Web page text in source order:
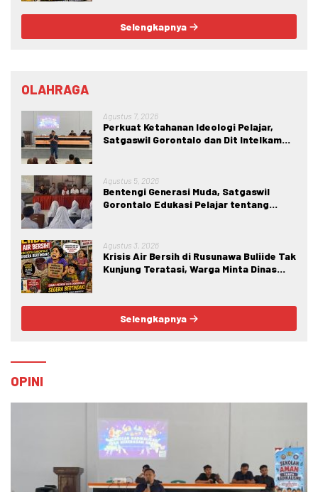
Selengkapnya
OLAHRAGA
Agustus 7, 2026
Perkuat Ketahanan Ideologi Pelajar,
Satgaswil Gorontalo dan Dit Intelkam
Kabila
Agustus 5, 2026
Bentengi Generasi Muda, Satgaswil
Gorontalo Edukasi Pelajar tentang
Agustus 3, 2026
Krisis Air Bersih di Rusunawa Buliide Tak
Kunjung Teratasi, Warga Minta Dinas
Selengkapnya
OPINI